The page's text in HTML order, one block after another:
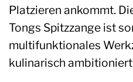
Platzieren ankommt.
Tongs Spitzzange ist
multifunktionales
kulinarisch